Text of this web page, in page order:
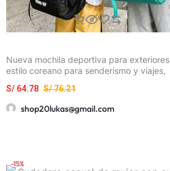
Nueva mochila deportiva para exteriores
estilo coreano para senderismo y viajes,
parejas, perfecta para la escuela y viajes,
diseñada para reducir la carga, espaciosa
con múltiples compartimentos, se puede
S/76.21
S/ 64.78
shop20lukas@gmail.com
-15%